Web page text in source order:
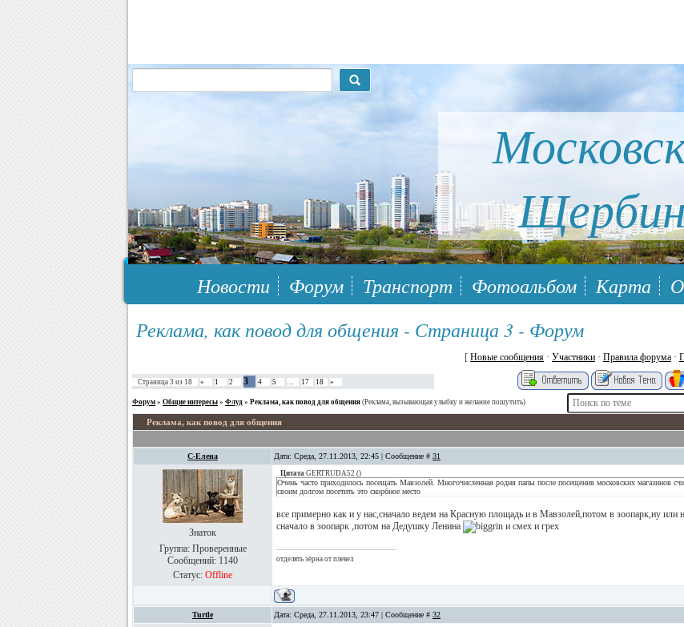
117148, г.Москва, ЮЗАО, муниципальный район Южное Бутово
Новости Форум Транспорт Фотоальбом Карта
Реклама, как повод для общения - Страница 3 - Форум
[ Новые сообщения · Участники · Правила форума ·
Страница 3 из 18 « 1 2 3 4 5 … 17 18 »
Форум » Общие интересы » Флуд » Реклама, как повод для общения (Реклама, вызывающая улыбку и желание пошутить)
Реклама, как повод для общения
С-Елена Дата: Среда, 27.11.2013, 22:45 | Сообщение # 31
Знаток
Группа: Проверенные
Сообщений: 1140
Статус: Offline
Цитата GERTRUDA52 ()
Очень часто приходилось посещать Мавзолей. Многочисленная родня папы после посещения московских магазинов
своим долгом посетить это скорбное место
все примерно как и у нас,сначало ведем на Красную площадь и в Мавзолей,потом в зоопарк,ну или
сначало в зоопарк ,потом на Дедушку Ленина
и смех и грех
отделять зёрна от плевел
Turtle Дата: Среда, 27.11.2013, 23:47 | Сообщение # 32